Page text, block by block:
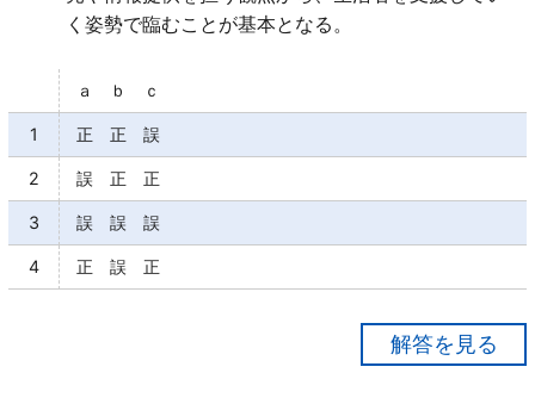
く姿勢で臨むことが基本となる。
ａ ｂ ｃ
1 正 正 誤
2 誤 正 正
3 誤 誤 誤
4 正 誤 正